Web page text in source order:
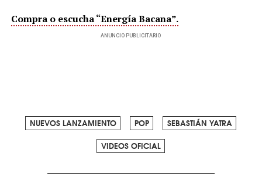
Compra o escucha “Energía Bacana”.
ANUNCIO PUBLICITARIO
NUEVOS LANZAMIENTO POP
SEBASTIÁN YATRA
VIDEOS OFICIAL